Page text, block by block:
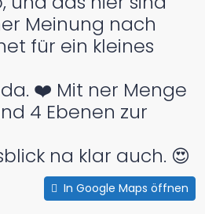
Meinung nach
für ein kleines
❤️ Mit ner Menge
4 Ebenen zur
na klar auch. 😍
In Google Maps öffnen